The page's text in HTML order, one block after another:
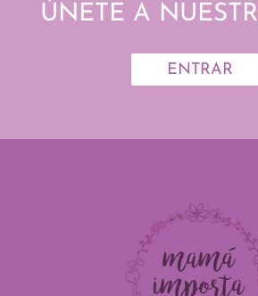
ÚNETE A
ENTRAR